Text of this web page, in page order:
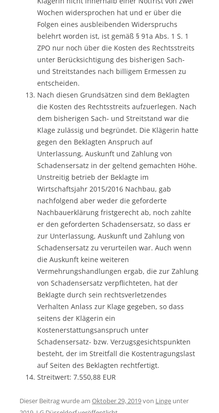
Wochen widersprochen hat und er über die
Folgen eines ausbleibenden Widerspruchs
belehrt worden ist, ist gemäß § 91a Abs. 1 S. 1
ZPO nur noch über die Kosten des Rechtsstreits
unter Berücksichtigung des bisherigen Sach-
und Streitstandes nach billigem Ermessen zu
entscheiden.
Nach diesen Grundsätzen sind dem Beklagten
die Kosten des Rechtsstreits aufzuerlegen. Nach
dem bisherigen Sach- und Streitstand war die
Klage zulässig und begründet. Die Klägerin hatte
gegen den Beklagten Anspruch auf
Unterlassung, Auskunft und Zahlung von
Schadensersatz in der geltend gemachten Höhe.
Unstreitig betrieb der Beklagte im
Wirtschaftsjahr 2015/2016 Nachbau, gab
nachfolgend aber weder die geforderte
Nachbauerklärung fristgerecht ab, noch zahlte
er den geforderten Schadensersatz, so dass er
zur Unterlassung, Auskunft und Zahlung von
Schadensersatz zu verurteilen war. Auch wenn
die Auskunft keine weiteren
Vermehrungshandlungen ergab, die zur Zahlung
von Schadensersatz verpflichteten, hat der
Beklagte durch sein rechtsverletzendes
Verhalten Anlass zur Klage gegeben, so dass
seitens der Klägerin ein
Kostenerstattungsanspruch unter
Schadensersatz- bzw. Verzugsgesichtspunkten
besteht, der im Streitfall die Kostentragungslast
auf Seiten des Beklagten rechtfertigt.
Streitwert: 7.550,88 EUR
Dieser Beitrag wurde am Oktober 29, 2019von Linge unter